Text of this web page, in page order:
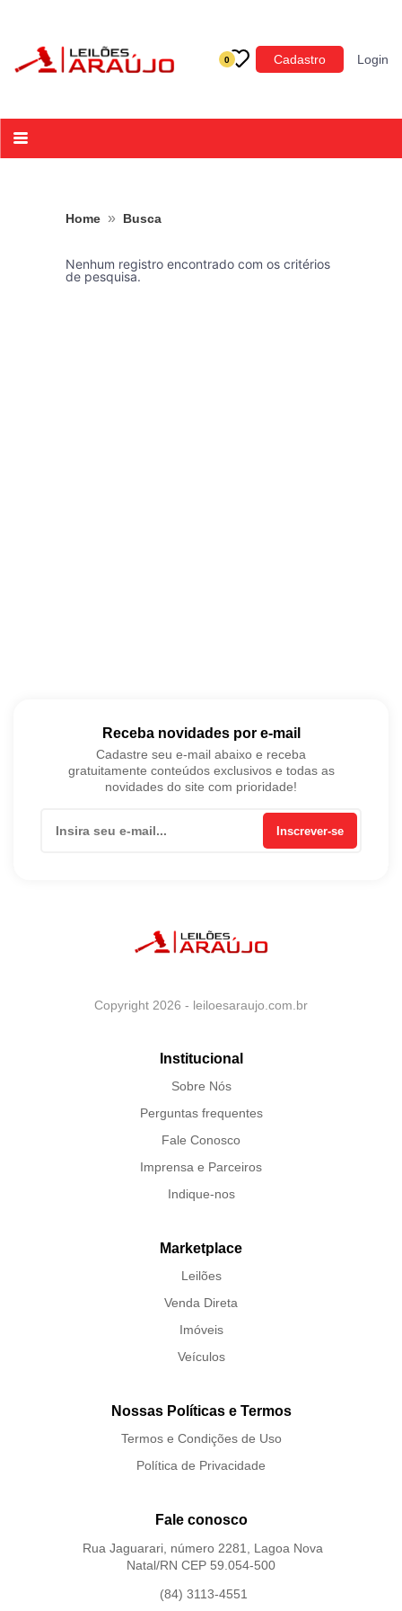
0 Cadastro Login
Categoria
Acessórios para Veículos
Home » Busca
Nenhum registro encontrado com os critérios
de pesquisa.
Receba novidades por e-mail
Cadastre seu e-mail abaixo e receba
gratuitamente conteúdos exclusivos e todas as
novidades do site com prioridade!
Inscrever-se
Copyright 2026 - leiloesaraujo.com.br
Institucional
Sobre Nós
Perguntas frequentes
Fale Conosco
Imprensa e Parceiros
Indique-nos
Marketplace
Leilões
Venda Direta
Imóveis
Veículos
Nossas Políticas e Termos
Termos e Condições de Uso
Política de Privacidade
Fale conosco
Rua Jaguarari, número 2281, Lagoa Nova
Natal/RN CEP 59.054-500
(84) 3113-4551